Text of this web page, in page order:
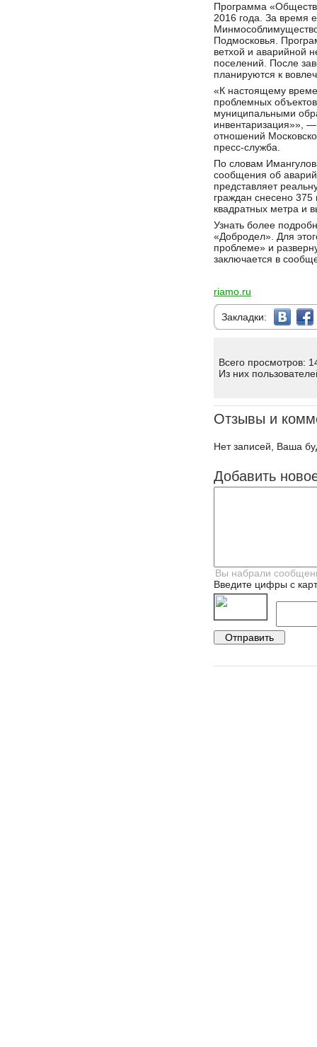
Программа
2016 года. За время
Подмосковья.
ветхой и аварийной
поселений. После
планируются к
«К настоящему
проблемных
муниципальными
инвентаризация»»,
отношений
пресс-служба.
По словам
сообщения об
представляет
граждан снесено
квадратных метра и
Узнать более
«Добродел». Для
проблеме» и
заключается в
riamo.ru
Закладки:
Всего просмотров:
Из них
Отзывы и
Нет записей, Ваша
Добавить
Введите цифры с